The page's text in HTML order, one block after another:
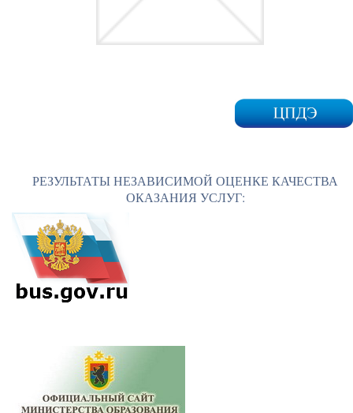
РЕЗУЛЬТАТЫ НЕЗАВИСИМОЙ ОЦЕНКЕ КАЧЕСТВА
ОКАЗАНИЯ УСЛУГ: